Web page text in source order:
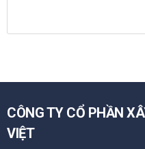
CÔNG TY CỔ PHẦN
VIỆT